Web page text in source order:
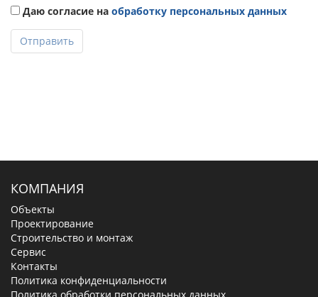
Даю согласие на обработку персональных данных
Отправить
КОМПАНИЯ
Объекты
Проектирование
Строительство и монтаж
Сервис
Контакты
Политика конфиденциальности